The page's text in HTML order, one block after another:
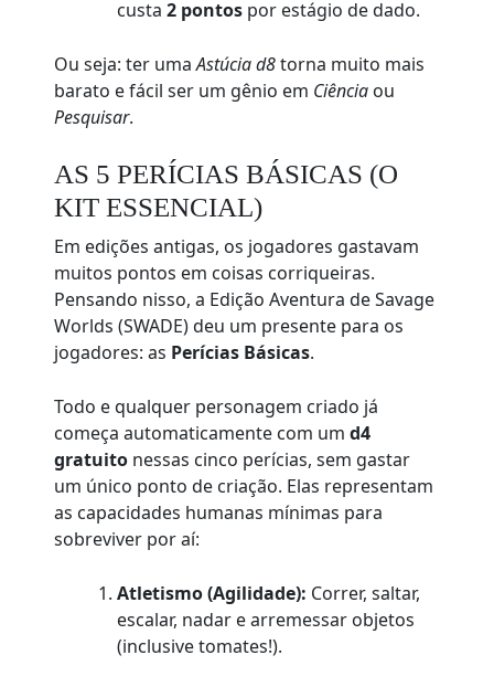
custa2 pontos por estágio de dado.
Ou seja: ter umaAstúcia d8torna muito mais
barato e fácil ser um gênio em Ciência ou
Pesquisar.
AS 5 PERÍCIAS BÁSICAS (O
KIT ESSENCIAL)
Em edições antigas, os jogadores gastavam
muitos pontos em coisas corriqueiras.
Pensando nisso, a Edição Aventura de Savage
Worlds (SWADE) deu um presente para os
jogadores: as Perícias Básicas.
Todo e qualquer personagem criado já
começa automaticamente com umd4
gratuito nessas cinco perícias, sem gastar
um único ponto de criação. Elas representam
as capacidades humanas mínimas para
sobreviver por aí:
Atletismo (Agilidade): Correr, saltar,
escalar, nadar e arremessar objetos
(inclusive tomates!).